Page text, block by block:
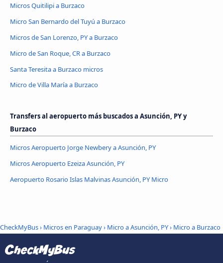
Micros Quitilipi a Burzaco
Micro San Bernardo del Tuyú a Burzaco
Micros de San Lorenzo, PY a Burzaco
Micro de San Roque, CR a Burzaco
Santa Teresita a Burzaco micros
Micro de Villa María a Burzaco
Transfers al aeropuerto más buscados a Asunción, PY y
Burzaco
Micros Aeropuerto Jorge Newbery a Asunción, PY
Micros Aeropuerto Ezeiza Asunción, PY
Aeropuerto Rosario Islas Malvinas Asunción, PY Micro
CheckMyBus› Micros en Paraguay› Micro a Asunción, PY› Micro a Burzaco